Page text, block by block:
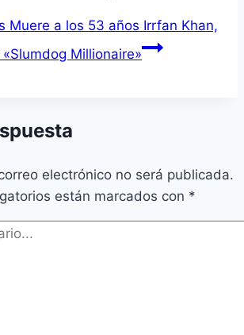
Muere a los 53 años Irrfan Khan,
Millionaire»
electrónico no será publicada.
están marcados con *